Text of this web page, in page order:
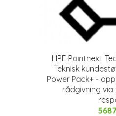
HPE Pointnext
Teknisk
Power Pack+ -
rådgivning via